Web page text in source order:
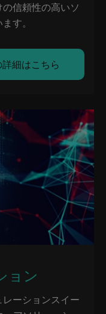
信頼性の高いソ
す。
細はこちら
ョン
ーションスイー